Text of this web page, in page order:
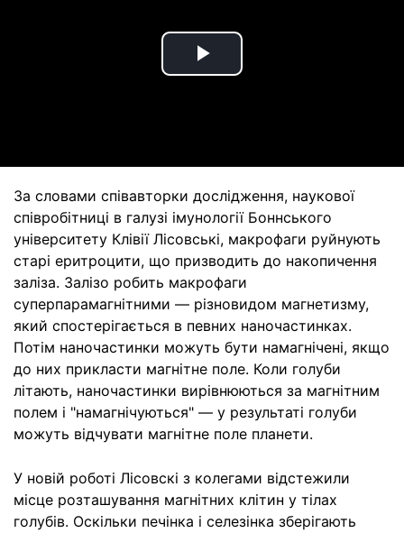
Play
За словами співавторки дослідження, наукової
співробітниці в галузі імунології Боннського
університету Клівії Лісовські, макрофаги руйнують
старі еритроцити, що призводить до накопичення
заліза. Залізо робить макрофаги
суперпарамагнітними — різновидом магнетизму,
який спостерігається в певних наночастинках.
Потім наночастинки можуть бути намагнічені, якщо
до них прикласти магнітне поле. Коли голуби
літають, наночастинки вирівнюються за магнітним
полем і "намагнічуються" — у результаті голуби
можуть відчувати магнітне поле планети.
У новій роботі Лісовскі з колегами відстежили
місце розташування магнітних клітин у тілах
голубів. Оскільки печінка і селезінка зберігають